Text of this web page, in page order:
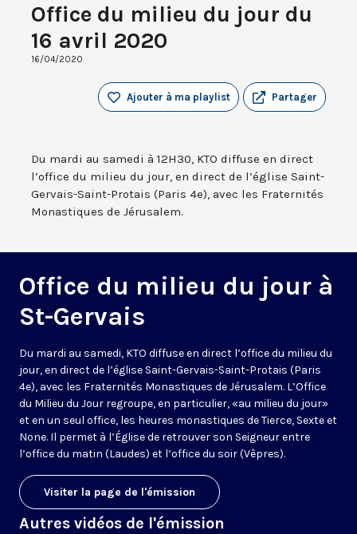
Office du milieu du jour du
16 avril 2020
16/04/2020
Partager
Ajouter à ma playlist
Du mardi au samedi à 12H30, KTO diffuse en direct
l’office du milieu du jour, en direct de l’église Saint-
Gervais-Saint-Protais (Paris 4e), avec les Fraternités
Monastiques de Jérusalem.
Office du milieu du jour à
St-Gervais
Du mardi au samedi, KTO diffuse en direct l’office du milieu du
jour, en direct de l’église Saint-Gervais-Saint-Protais (Paris
4e), avec les Fraternités Monastiques de Jérusalem. L’Office
du Milieu du Jour regroupe, en particulier, «au milieu du jour»
et en un seul office, les heures monastiques de Tierce, Sexte et
None. Il permet à l’Église de retrouver son Seigneur entre
l’office du matin (Laudes) et l’office du soir (Vêpres).
Visiter la page de l'émission
Autres vidéos de l'émission